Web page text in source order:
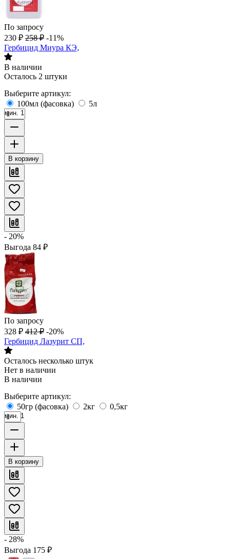
По запросу
230 ₽ 258 ₽ -11%
Гербицид Миура КЭ,
В наличии
Осталось 2 штуки
Выберите артикул:
100мл (фасовка)
5л
мин. 1
В корзину
- 20%
Выгода 84 ₽
По запросу
328 ₽ 412 ₽ -20%
Гербицид Лазурит СП,
Осталось несколько штук
Нет в наличии
В наличии
Выберите артикул:
50гр (фасовка)
2кг 0,5кг
мин. 1
В корзину
- 28%
Выгода 175 ₽